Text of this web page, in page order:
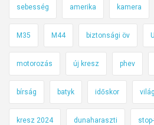
sebesség amerika kamera
M35 M44 biztonsági öv
motorozás új kresz phev
bírság batyk időskor
kresz 2024 dunaharaszti